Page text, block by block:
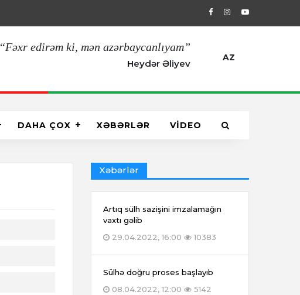
Çankaya
“Fəxr edirəm ki, mən azərbaycanlıyam”
Heydər Əliyev
AZ
DAHA ÇOX XƏBƏRLƏR VİDEO
Xəbərlər
Artıq sülh sazişini imzalamağın
vaxtı gəlib
29.04.2022, 16:00
10383
Sülhə doğru proses başlayıb
08.04.2022, 12:00
5142